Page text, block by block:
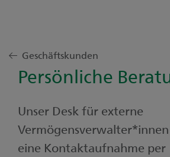
Geschäftskunden
Persönliche
Unser Desk für externe
eine Kontaktaufnahme per